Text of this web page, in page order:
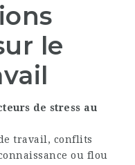
le
de stress au
travail, conflits
ou flou